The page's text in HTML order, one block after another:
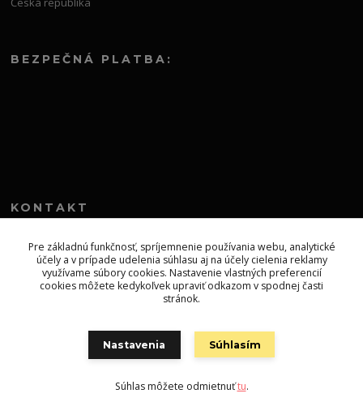
BEZPEČNÁ PLATBA:
KONTAKT
+421 552 304 860
Po-Pia 8.00-13.00
topprodejsk@gmail.com
Vytvorené na Eshop-rychlo.sk
Pre základnú funkčnosť, spríjemnenie používania webu, analytické
účely a v prípade udelenia súhlasu aj na účely cielenia reklamy
využívame súbory cookies. Nastavenie vlastných preferencií
cookies môžete kedykoľvek upraviť odkazom v spodnej časti
stránok.
Nastavenia Súhlasím
Súhlas môžete odmietnuťtu.